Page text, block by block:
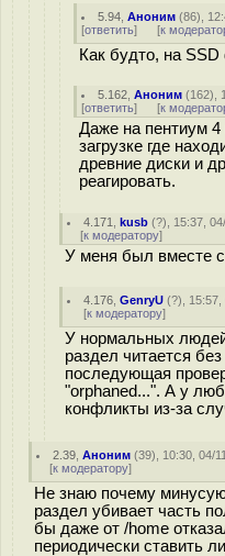
5.94 ,Аноним (86),
[ответить] [к
Как будто, на
5.162 ,Аноним (162),
[ответить] [к
Даже на пентиум
загрузке где
древние диски и
реагировать.
4.171 ,kusb (?), 15:37,
[к модератору]
У меня был вместе
4.176 ,GenryU (?), 15:57,
[к модератору]
У нормальных
раздел читается
последующая
"orphaned...". А у
конфликты из-за
2.39 ,Аноним (39), 10:30, 04/
[к модератору]
Не знаю почему
раздел убивает часть
бы даже от /home
периодически ставить